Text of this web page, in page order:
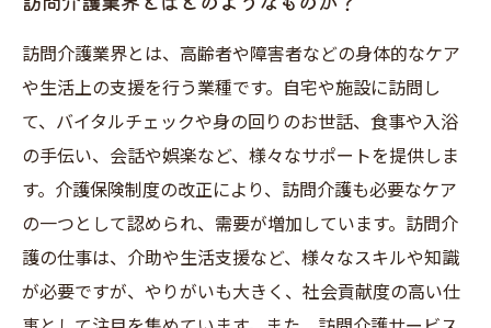
訪問介護業界とは、高齢者や障害者などの身体的なケア
や生活上の支援を行う業種です。自宅や施設に訪問し
て、バイタルチェックや身の回りのお世話、食事や入浴
の手伝い、会話や娯楽など、様々なサポートを提供しま
す。介護保険制度の改正により、訪問介護も必要なケア
の一つとして認められ、需要が増加しています。訪問介
護の仕事は、介助や生活支援など、様々なスキルや知識
が必要ですが、やりがいも大きく、社会貢献度の高い仕